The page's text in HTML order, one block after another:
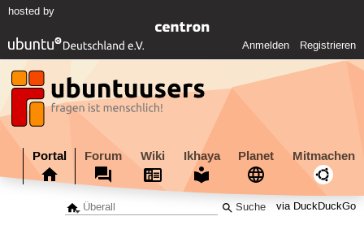
hosted by
Anmelden Registrieren
Portal Forum Wiki Ikhaya Planet Mitmachen
via DuckDuckGo